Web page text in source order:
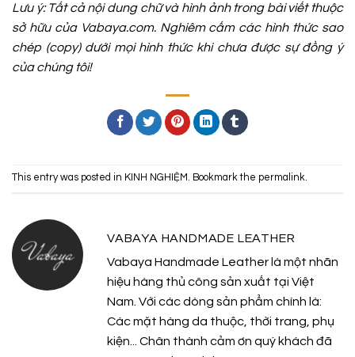
Lưu ý: Tất cả nội dung chữ và hình ảnh trong bài viết thuộc
sở hữu của Vabaya.com. Nghiêm cấm các hình thức sao
chép (copy) dưới mọi hình thức khi chưa được sự đồng ý
của chúng tôi!
This entry was posted in KINH NGHIỆM . Bookmark the permalink.
VABAYA HANDMADE LEATHER
Vabaya Handmade Leather là một nhãn
hiệu hàng thủ công sản xuất tại Việt
Nam. Với các dòng sản phẩm chính là:
Các mặt hàng da thuộc, thời trang, phụ
kiện... Chân thành cảm ơn quý khách đã